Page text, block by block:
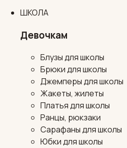
ШКОЛА
Девочкам
Блузы для школы
Брюки для школы
Джемперы для школы
Жакеты, жилеты
Платья для школы
Ранцы, рюкзаки
Сарафаны для школы
Юбки для школы